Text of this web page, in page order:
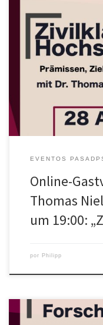
Wir starten mit einem
Zivilklauseln an
internen und externen
Neben der
auf das Konzept von
mögliche
EVENTOS
Online-
Thomas
um 19:00:
por Philipp